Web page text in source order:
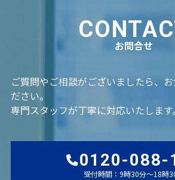
お問合せ
ご質問やご相談がございましたら、
ださい。
専門スタッフが丁寧に対応いたします。
0120-088-
受付時間：9時30分～18時